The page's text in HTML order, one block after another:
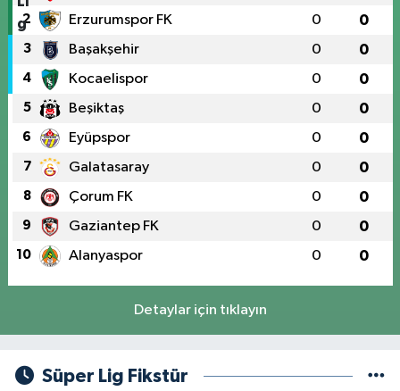
2 Erzurumspor FK 0 0
3 Başakşehir 0 0
4 Kocaelispor 0 0
5 Beşiktaş 0 0
6 Eyüpspor 0 0
7 Galatasaray 0 0
8 Çorum FK 0 0
9 Gaziantep FK 0 0
10 Alanyaspor 0 0
Detaylar için tıklayın
Süper Lig Fikstür